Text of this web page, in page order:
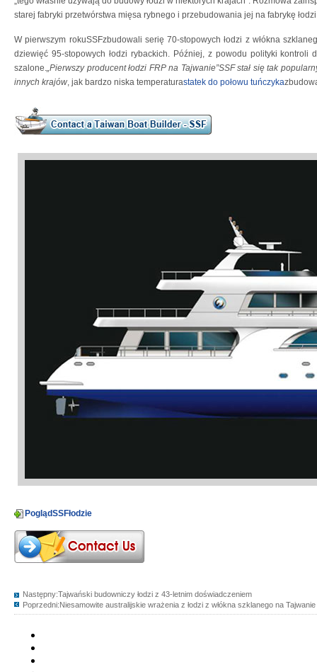
starej fabryki przetwórstwa mięsa rybnego i przebudowania jej na fabrykę
W pierwszym rokuSSFzbudowali serię 70-stopowych łodzi z włókna
dziewięć 95-stopowych łodzi rybackich. Później, z powodu polityki kontroli
szalone.„Pierwszy producent łodzi FRP na Tajwanie”SSF stał się tak
innych krajów, jak bardzo niska temperaturastatek do połowu tuńczyka
PoglądSSFłodzie
Następny:Tajwański budowniczy łodzi z 43-letnim doświadczeniem
Poprzedni:Niesamowite australijskie wrażenia z łodzi z włókna szklanego na Tajwanie